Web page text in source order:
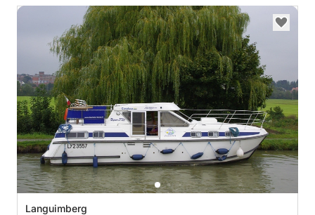
Languimberg